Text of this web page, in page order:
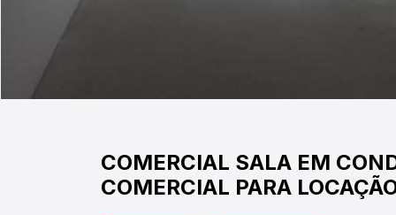
COMERCIAL SALA EM
COMERCIAL PARA